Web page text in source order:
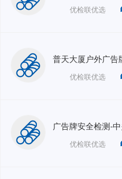
优检联优选
优检联优选
优检联优选